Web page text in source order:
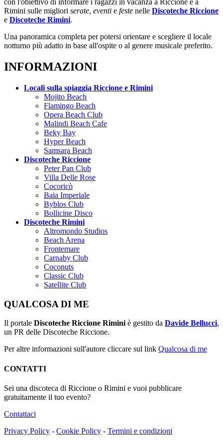
con l'obiettivo di informare i ragazzi in vacanza a Riccione e a
Rimini sulle migliori serate, eventi e feste nelle Discoteche Riccione
e Discoteche Rimini.
Una panoramica completa per potersi orientare e scegliere il locale
notturno più adatto in base all'ospite o al genere musicale preferito.
INFORMAZIONI
Locali sulla spiaggia Riccione e Rimini
Mojito Beach
Flamingo Beach
Opera Beach Club
Malindi Beach Cafe
Beky Bay
Hyper Beach
Samsara Beach
Discoteche Riccione
Peter Pan Club
Villa Delle Rose
Cocoricò
Baia Imperiale
Byblos Club
Bollicine Disco
Discoteche Rimini
Altromondo Studios
Beach Arena
Frontemare
Carnaby Club
Coconuts
Classic Club
Satellite Club
QUALCOSA DI ME
Il portale Discoteche Riccione Rimini è gestito da Davide Bellucci,
un PR delle Discoteche Riccione.
Per altre informazioni sull'autore cliccare sul link Qualcosa di me
CONTATTI
Sei una discoteca di Riccione o Rimini e vuoi pubblicare
gratuitamente il tuo evento?
Contattaci
Privacy Policy - Cookie Policy - Termini e condizioni